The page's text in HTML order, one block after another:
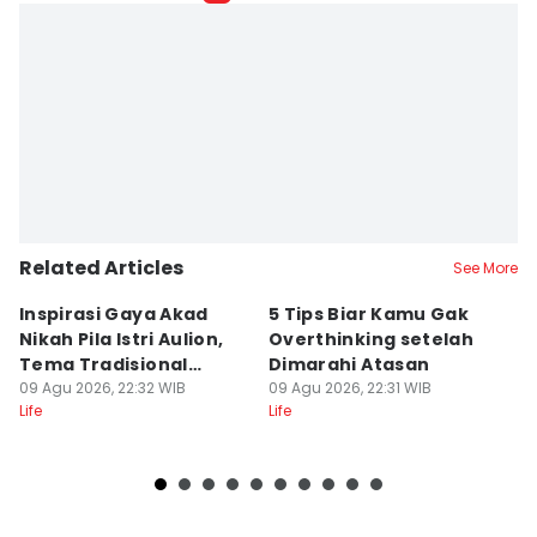
Related Articles See More
Inspirasi Gaya Akad
Nikah Pila Istri Aulion,
Tema Tradisional
Modern
09 Agu 2026, 22:32 WIB
Life
5 Tips Biar Kamu Gak
Overthinking setelah
Dimarahi Atasan
09 Agu 2026, 22:31 WIB
Life